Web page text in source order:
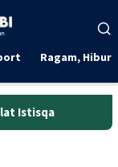
Ragam,
Kejurnas IMC 2026: